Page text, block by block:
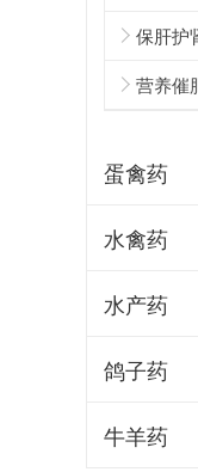
保肝护
营养催
蛋禽药
水禽药
水产药
鸽子药
牛羊药